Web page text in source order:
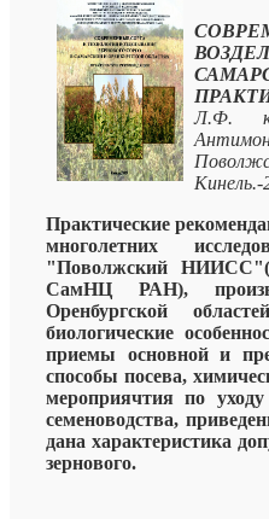
Л.Ф.
Кинель.-
Практические
многолетних
"Поволжский
СамНЦ РАН),
Оренбургской
биологические
приемы основной и
способы посева,
мероприячтия по
семеноводства,
дана характеристика
зернового.